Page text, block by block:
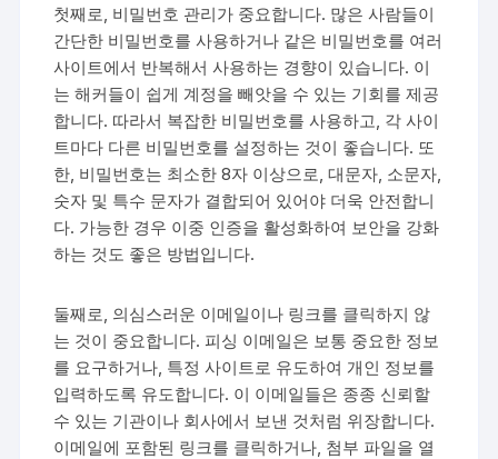
첫째로, 비밀번호 관리가 중요합니다. 많은 사람들이
간단한 비밀번호를 사용하거나 같은 비밀번호를 여러
사이트에서 반복해서 사용하는 경향이 있습니다. 이
는 해커들이 쉽게 계정을 빼앗을 수 있는 기회를 제공
합니다. 따라서 복잡한 비밀번호를 사용하고, 각 사이
트마다 다른 비밀번호를 설정하는 것이 좋습니다. 또
한, 비밀번호는 최소한 8자 이상으로, 대문자, 소문자,
숫자 및 특수 문자가 결합되어 있어야 더욱 안전합니
다. 가능한 경우 이중 인증을 활성화하여 보안을 강화
하는 것도 좋은 방법입니다.
둘째로, 의심스러운 이메일이나 링크를 클릭하지 않
는 것이 중요합니다. 피싱 이메일은 보통 중요한 정보
를 요구하거나, 특정 사이트로 유도하여 개인 정보를
입력하도록 유도합니다. 이 이메일들은 종종 신뢰할
수 있는 기관이나 회사에서 보낸 것처럼 위장합니다.
이메일에 포함된 링크를 클릭하거나, 첨부 파일을 열